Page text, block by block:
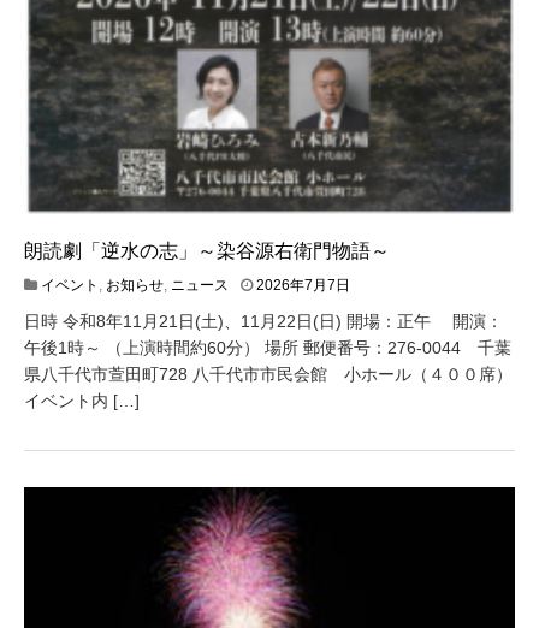
朗読劇「逆水の志」～染谷源右衛門物語～
イベント お知らせ ニュース 2026年7月7日
2
6
年
7
日
日時 令和8年11月21日(土)、11月22日(日) 開場：正午 開演：
午後1時～ （上演時間約60分） 場所 郵便番号：276-0044 千葉
県八千代市萱田町728 八千代市市民会館 小ホール（４００席）
イベント内 […]